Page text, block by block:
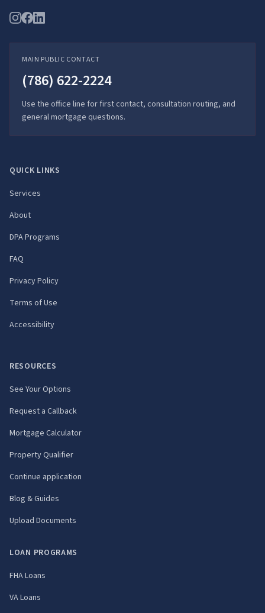
MAIN PUBLIC CONTACT
(786) 622-2224
Use the office line for first contact, consultation routing, and
general mortgage questions.
QUICK LINKS
Services
About
DPA Programs
FAQ
Privacy Policy
Terms of Use
Accessibility
RESOURCES
See Your Options
Request a Callback
Mortgage Calculator
Property Qualifier
Continue application
Blog & Guides
Upload Documents
LOAN PROGRAMS
FHA Loans
VA Loans